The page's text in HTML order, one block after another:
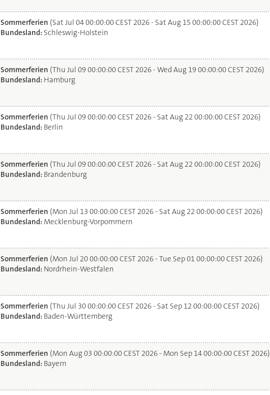
Sommerferien (Sat Jul 04 00:00:00 CEST 2026 - Sat Aug 15 00:00:00 CEST 2026)
Bundesland: Schleswig-Holstein
Sommerferien (Thu Jul 09 00:00:00 CEST 2026 - Wed Aug 19 00:00:00 CEST 2026)
Bundesland: Hamburg
Sommerferien (Thu Jul 09 00:00:00 CEST 2026 - Sat Aug 22 00:00:00 CEST 2026)
Bundesland: Berlin
Sommerferien (Thu Jul 09 00:00:00 CEST 2026 - Sat Aug 22 00:00:00 CEST 2026)
Bundesland: Brandenburg
Sommerferien (Mon Jul 13 00:00:00 CEST 2026 - Sat Aug 22 00:00:00 CEST 2026)
Bundesland: Mecklenburg-Vorpommern
Sommerferien (Mon Jul 20 00:00:00 CEST 2026 - Tue Sep 01 00:00:00 CEST 2026)
Bundesland: Nordrhein-Westfalen
Sommerferien (Thu Jul 30 00:00:00 CEST 2026 - Sat Sep 12 00:00:00 CEST 2026)
Bundesland: Baden-Württemberg
Sommerferien (Mon Aug 03 00:00:00 CEST 2026 - Mon Sep 14 00:00:00 CEST 2026)
Bundesland: Bayern